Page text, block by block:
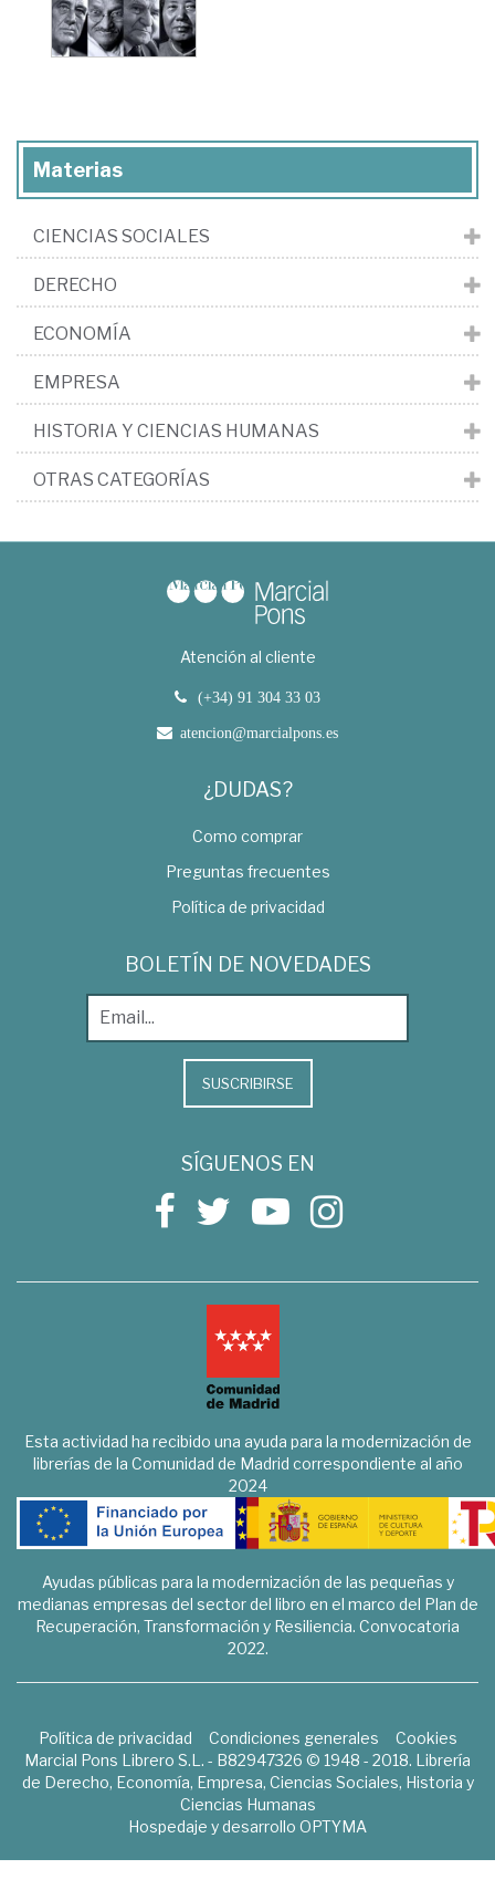
Materias
CIENCIAS SOCIALES
DERECHO
ECONOMÍA
EMPRESA
HISTORIA Y CIENCIAS HUMANAS
OTRAS CATEGORÍAS
Atención al cliente
(+34) 91 304 33 03
atencion@marcialpons.es
¿DUDAS?
Como comprar
Preguntas frecuentes
Política de privacidad
BOLETÍN DE NOVEDADES
SUSCRIBIRSE
SÍGUENOS EN
Esta actividad ha recibido una ayuda para la modernización de
librerías de la Comunidad de Madrid correspondiente al año
2024
Ayudas públicas para la modernización de las pequeñas y
medianas empresas del sector del libro en el marco del Plan de
Recuperación, Transformación y Resiliencia. Convocatoria
2022.
Política de privacidad Condiciones generales
Cookies
Marcial Pons Librero S.L. - B82947326 © 1948 - 2018. Librería
de Derecho, Economía, Empresa, Ciencias Sociales, Historia y
Ciencias Humanas
Hospedaje y desarrollo OPTYMA